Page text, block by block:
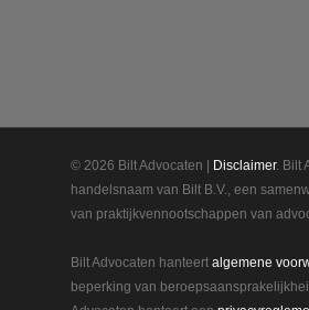
© 2026 Bilt Advocaten | Disclaimer. Bilt
handelsnaam van Bilt B.V., een
van praktijkvennootschappen van
Bilt Advocaten hanteert algemene
beperking van